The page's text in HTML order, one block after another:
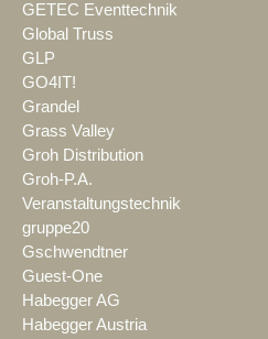
GETEC Eventtechnik
Global Truss
GLP
GO4IT!
Grandel
Grass Valley
Groh Distribution
Groh-P.A.
Veranstaltungstechnik
gruppe20
Gschwendtner
Guest-One
Habegger AG
Habegger Austria